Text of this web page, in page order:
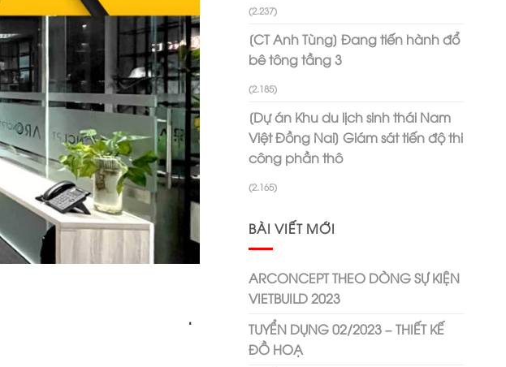
triệu/tháng .
(2.237)
[CT Anh Tùng] Đang tiến hành đổ
bê tông tầng 3
(2.185)
[Dự án Khu du lịch sinh thái Nam
Việt Đồng Nai] Giám sát tiến độ thi
công phần thô
(2.165)
BÀI VIẾT MỚI
ARCONCEPT THEO DÒNG SỰ KIỆN
VIETBUILD 2023
TUYỂN DỤNG 02/2023 – THIẾT KẾ
ĐỒ HOẠ